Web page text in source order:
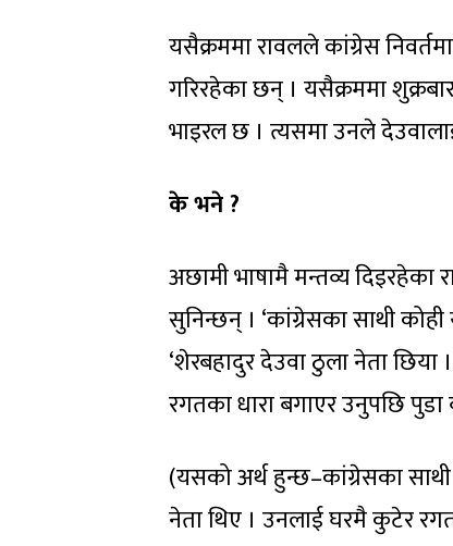
यसैक्रममा रावलले कांग्रेस
गरिरहेका छन् । यसैक्रममा
भाइरल छ । त्यसमा उनले
के भने ?
अछामी भाषामै मन्तव्य दिइरहेका
सुनिन्छन् । ‘कांग्रेसका साथी
‘शेरबहादुर देउवा ठुला नेता
रगतका धारा बगाएर उनुपछि पुडा
(यसको अर्थ हुन्छ–कांग्रेसका
नेता थिए । उनलाई घरमै कुटेर